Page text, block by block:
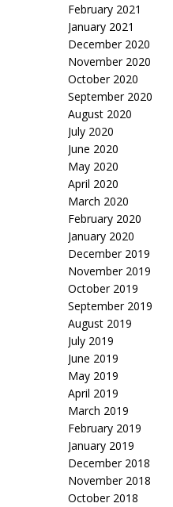
February 2021
January 2021
December 2020
November 2020
October 2020
September 2020
August 2020
July 2020
June 2020
May 2020
April 2020
March 2020
February 2020
January 2020
December 2019
November 2019
October 2019
September 2019
August 2019
July 2019
June 2019
May 2019
April 2019
March 2019
February 2019
January 2019
December 2018
November 2018
October 2018